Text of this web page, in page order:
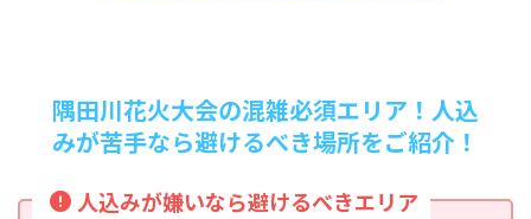
隅田川花火大会の混雑必須エリア！人込
みが苦手なら避けるべき場所をご紹介！
人込みが嫌いなら避けるべきエリア